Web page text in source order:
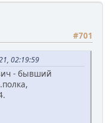
#701
02:19:59
- бывший